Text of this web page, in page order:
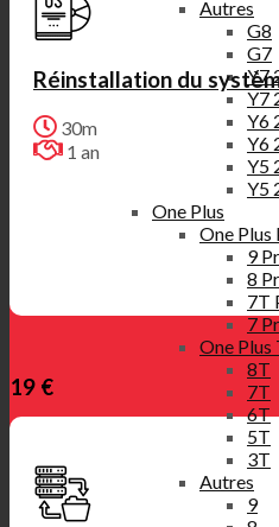
Autres
G8
G7
Y7
Y7
Y6
Y6
Y5
Y5
One Plus
One Plus
9
8
7T
7
One Plus
8T
7T
6T
5T
3T
Autres
9
Réinstallation du
30m
1 an
19 €